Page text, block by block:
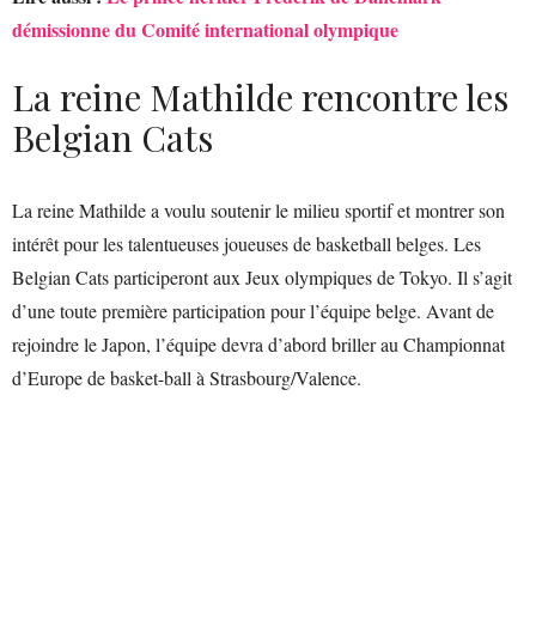
démissionne du Comité international olympique
La reine Mathilde rencontre les
Belgian Cats
La reine Mathilde a voulu soutenir le milieu sportif et montrer son
intérêt pour les talentueuses joueuses de basketball belges. Les
Belgian Cats participeront aux Jeux olympiques de Tokyo. Il s’agit
d’une toute première participation pour l’équipe belge. Avant de
rejoindre le Japon, l’équipe devra d’abord briller au Championnat
d’Europe de basket-ball à Strasbourg/Valence.